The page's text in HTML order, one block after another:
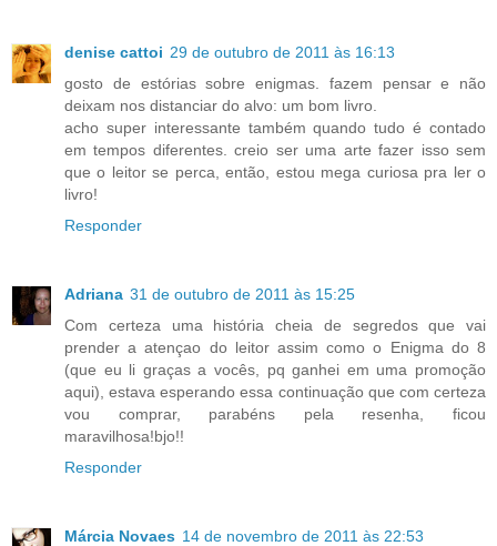
denise cattoi 29 de outubro de 2011 às 16:13
gosto de estórias sobre enigmas. fazem pensar e não
deixam nos distanciar do alvo: um bom livro.
acho super interessante também quando tudo é contado
em tempos diferentes. creio ser uma arte fazer isso sem
que o leitor se perca, então, estou mega curiosa pra ler o
livro!
Responder
Adriana 31 de outubro de 2011 às 15:25
Com certeza uma história cheia de segredos que vai
prender a atençao do leitor assim como o Enigma do 8
(que eu li graças a vocês, pq ganhei em uma promoção
aqui), estava esperando essa continuação que com certeza
vou comprar, parabéns pela resenha, ficou
maravilhosa!bjo!!
Responder
Márcia Novaes 14 de novembro de 2011 às 22:53